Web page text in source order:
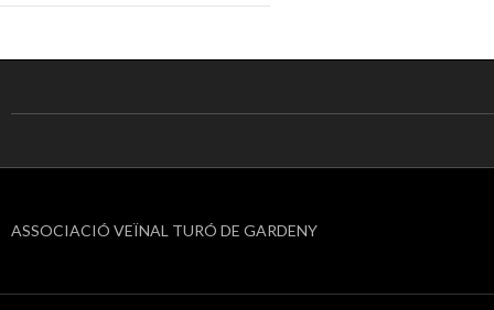
ASSOCIACIÓ VEÏNAL TURÓ DE GARDENY